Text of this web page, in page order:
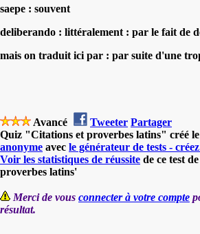
saepe : souvent
deliberando : littéralement : par le fait de
mais on traduit ici par : par suite d'une
Avancé Tweeter Partager
Quiz "Citations et proverbes latins" créé
anonyme avec le générateur de tests -
Voir les statistiques de réussite de ce test
proverbes latins'
Merci de vous connecter à votre compte
résultat.